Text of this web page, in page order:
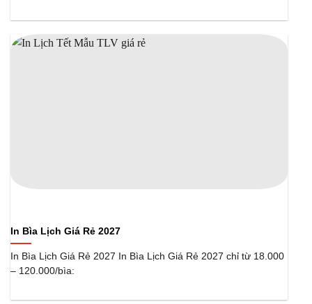
In Bìa Lịch Giá Rẻ 2027
In Bìa Lịch Giá Rẻ 2027 In Bìa Lịch Giá Rẻ 2027 chỉ từ 18.000
– 120.000/bìa: